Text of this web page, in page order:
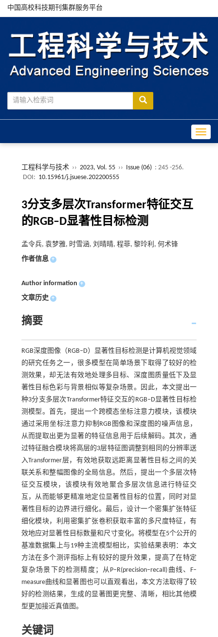
中国高校科技期刊集群服务平台
工程科学与技术 ›› 2023, Vol. 55 ›› Issue (06) : 245 -256.
DOI: 10.15961/j.jsuese.202200555
3分支多层次Transformer特征交互
的RGB–D显著性目标检测
孟令兵, 袁梦雅, 时雪涵, 刘晴晴, 程菲, 黎玲利, 何术锋
作者信息 +
Author information +
文章历史 +
摘要
RGB深度图像（RGB–D）显著性目标检测是计算机视觉领域
的研究任务之一，很多模型在简单场景下取得了较好的检
测效果，却无法有效地处理多目标、深度图质量低下及显
著性目标色彩与背景相似等复杂场景。因此，本文提出一
种3分支多层次Transformer特征交互的RGB–D显著性目标检
测模型。首先，提出一个跨模态坐标注意力模块，该模块
通过采用坐标注意力抑制RGB图像和深度图的噪声信息，
从而提取出更为显著的特征信息用于后续解码。其次，通
过特征融合模块将高层的3层特征图调整到相同的分辨率送
入Transformer层，有效地获取远距离显著性目标之间的关
联关系和整幅图像的全局信息。然后，提出一个多层次特
征交互模块，该模块有效地聚合多层次信息进行特征交
互，从而能够更精准地定位显著性目标的位置，同时对显
著性目标的边界进行细化。最后，设计一个密集扩张特征
细化模块，利用密集扩张卷积获取丰富的多尺度特征，有
效地应对显著性目标数量和尺寸变化。将模型在5个公开的
基准数据集上与19种主流模型相比，实验结果表明：本文
方法在多个测评指标上有较好的提升效果，提高了在特定
复杂场景下的检测精度；从P–R(precision–recall)曲线、F–
measure曲线和显著图也可以直观看出，本文方法取得了较
好的检测结果，生成的显著图更完整、清晰，相比其他模
型更加接近真值图。
关键词